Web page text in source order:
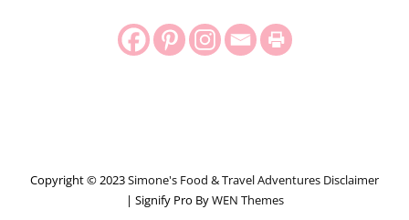
Copyright © 2023Simone's Food & Travel Adventures Disclaimer
| Signify Pro ByWEN Themes